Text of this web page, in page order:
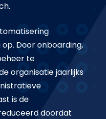
Door onboarding,
te
organisatie jaarlijks
is de
doordat